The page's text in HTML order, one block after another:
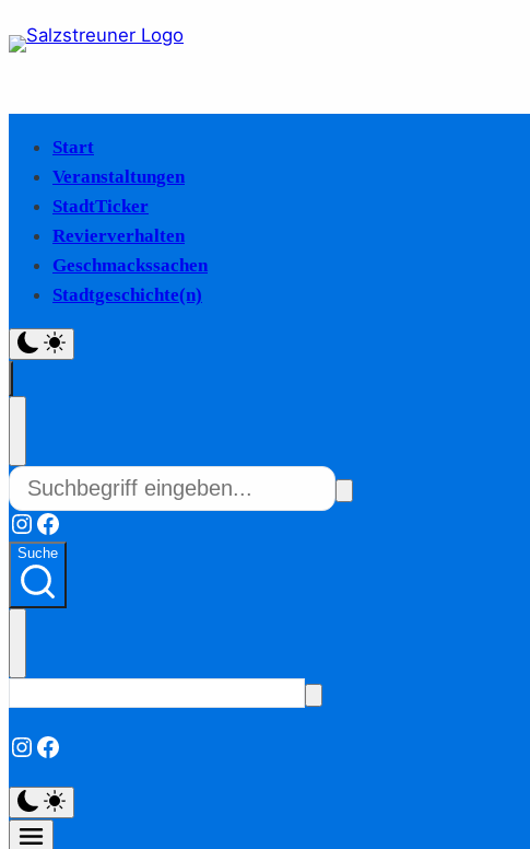
Start
Veranstaltungen
StadtTicker
Revierverhalten
Geschmackssachen
Stadtgeschichte(n)
Instagram
Facebook
Suche
Instagram
Facebook